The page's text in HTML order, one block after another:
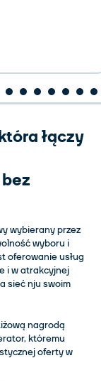
łączy
wybierany przez
wyboru i
oferowanie usług
i w atrakcyjnej
sieć nju swoim
nagrodą
któremu
oferty w